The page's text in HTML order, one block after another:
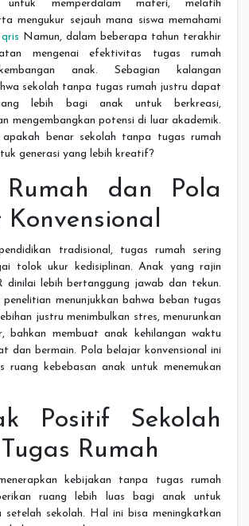
memperdalam materi, melatih
mengukur sejauh mana siswa memahami
Namun, dalam beberapa tahun terakhir
mengenai efektivitas tugas rumah
anak. Sebagian kalangan
sekolah tanpa tugas rumah justru dapat
lebih bagi anak untuk berkreasi,
mengembangkan potensi di luar akademik.
apakah benar sekolah tanpa tugas rumah
generasi yang lebih kreatif?
Rumah dan Pola
Konvensional
tradisional, tugas rumah sering
tolok ukur kedisiplinan. Anak yang rajin
dinilai lebih bertanggung jawab dan tekun.
penelitian menunjukkan bahwa beban tugas
justru menimbulkan stres, menurunkan
bahkan membuat anak kehilangan waktu
dan bermain. Pola belajar konvensional ini
ruang kebebasan anak untuk menemukan
Positif Sekolah
Rumah
kebijakan tanpa tugas rumah
ruang lebih luas bagi anak untuk
setelah sekolah. Hal ini bisa meningkatkan